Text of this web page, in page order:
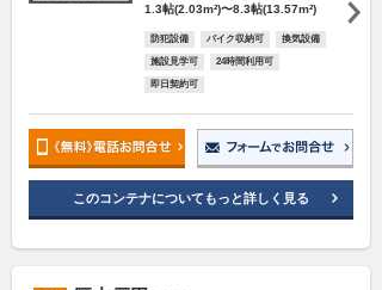
1.3帖(2.03m²)〜8.3帖(13.57m²)
防犯設備 バイク収納可 換気設備
施設見学可 24時間利用可
即日契約可
このコンテナについてもっと詳しく見る